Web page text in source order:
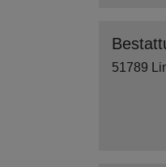
51789